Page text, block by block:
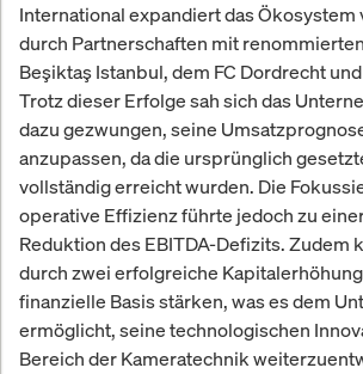
International expandiert das Ökosystem
durch Partnerschaften mit
Beşiktaş Istanbul, dem FC Dordrecht
Trotz dieser Erfolge sah sich das
dazu gezwungen, seine
anzupassen, da die ursprünglich
vollständig erreicht wurden. Die
operative Effizienz führte jedoch zu
Reduktion des EBITDA-Defizits. Zudem
durch zwei erfolgreiche
finanzielle Basis stärken, was es dem
ermöglicht, seine technologischen
Bereich der Kameratechnik